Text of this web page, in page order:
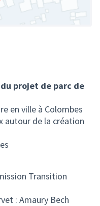
projet de parc de
en ville à Colombes
autour de la création
Transition
: Amaury Bech